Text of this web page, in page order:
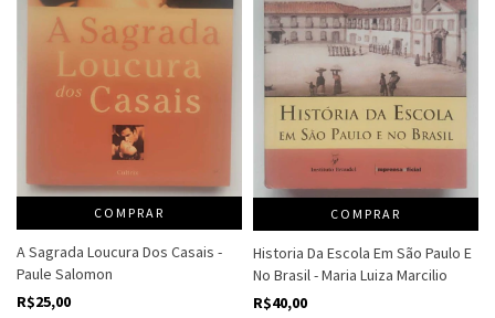
COMPRAR
A Sagrada Loucura Dos Casais -
Paule Salomon
R$25,00
COMPRAR
Historia Da Escola Em São Paulo E
No Brasil - Maria Luiza Marcilio
R$40,00